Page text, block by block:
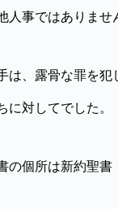
事ではありませ
、露骨な罪を犯
対してでした。
の個所は新約聖